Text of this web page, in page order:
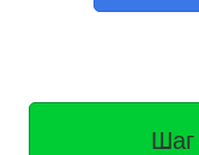
Шаг